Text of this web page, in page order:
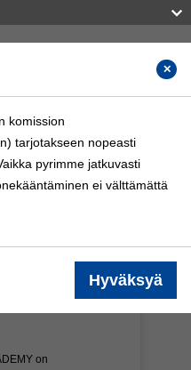
on
komission
tarjotakseen nopeasti
pyrimme jatkuvasti
ei välttämättä
Hyväksyä